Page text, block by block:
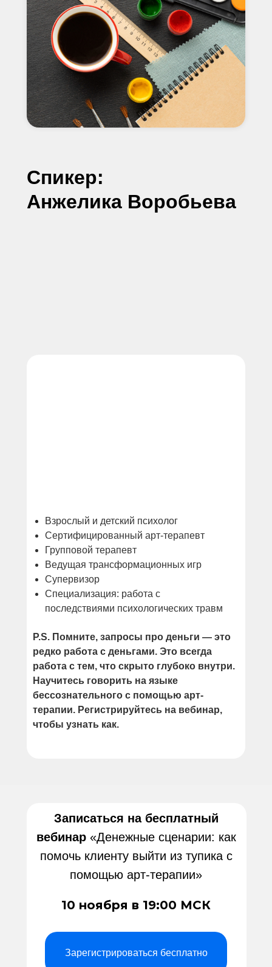
Спикер:
Анжелика Воробьева
P.S. Помните, запросы про деньги — это
редко работа с деньгами. Это всегда
работа с тем, что скрыто глубоко внутри.
Научитесь говорить на языке
бессознательного с помощью арт-
терапии. Регистрируйтесь на вебинар,
чтобы узнать как.
Взрослый и детский психолог
Сертифицированный арт-терапевт
Групповой терапевт
Ведущая трансформационных игр
Супервизор
Специализация: работа с
последствиями психологических травм
Записаться на бесплатный
вебинар«Денежные сценарии: как
помочь клиенту выйти из тупика с
помощью арт-терапии»
10 ноября в 19:00 МСК
Зарегистрироваться бесплатно